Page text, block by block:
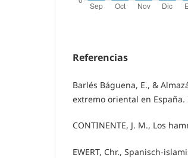
Referencias
Barlés Báguena, E., &
extremo oriental en
CONTINENTE, J. M., Los
EWERT, Chr., Spanisch-